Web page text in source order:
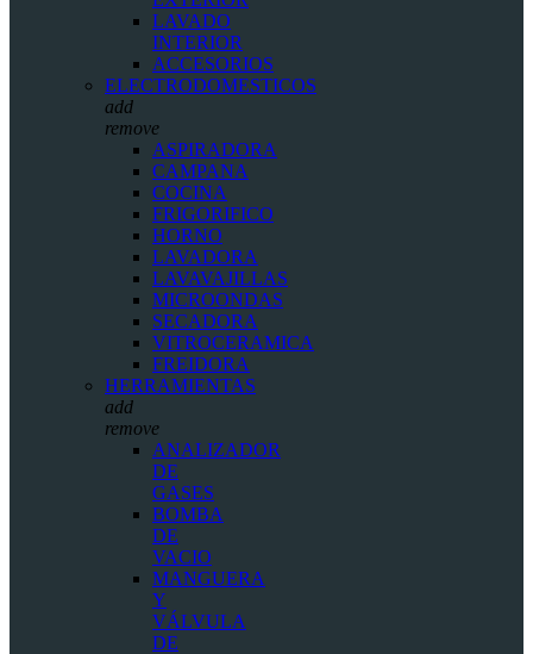
LAVADO
INTERIOR
ACCESORIOS
ELECTRODOMESTICOS
add
remove
ASPIRADORA
CAMPANA
COCINA
FRIGORIFICO
HORNO
LAVADORA
LAVAVAJILLAS
MICROONDAS
SECADORA
VITROCERAMICA
FREIDORA
HERRAMIENTAS
add
remove
ANALIZADOR
DE
GASES
BOMBA
DE
VACIO
MANGUERA
Y
VÁLVULA
DE